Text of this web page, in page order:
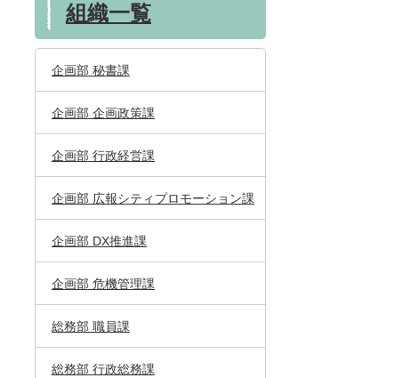
組織一覧
企画部 秘書課
企画部 企画政策課
企画部 行政経営課
企画部 広報シティプロモーション課
企画部 DX推進課
企画部 危機管理課
総務部 職員課
総務部 行政総務課